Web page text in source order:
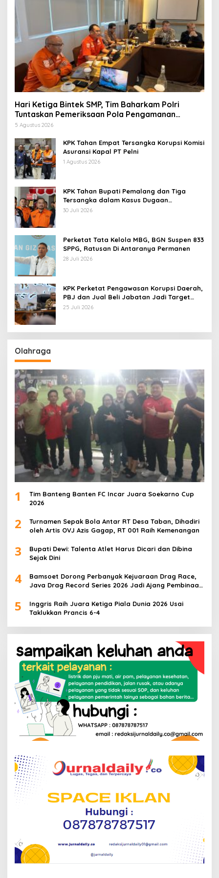
Hari Ketiga Bintek SMP, Tim Baharkam Polri
Tuntaskan Pemeriksaan Pola Pengamanan
Pertamina Patra Niaga Jabar
5 Agustus 2026
KPK Tahan Empat Tersangka Korupsi Komisi
Asuransi Kapal PT Pelni
1 Agustus 2026
KPK Tahan Bupati Pemalang dan Tiga
Tersangka dalam Kasus Dugaan
Pemerasan
30 Juli 2026
Perketat Tata Kelola MBG, BGN Suspen 833
SPPG, Ratusan Di Antaranya Permanen
28 Juli 2026
KPK Perketat Pengawasan Korupsi Daerah,
PBJ dan Jual Beli Jabatan Jadi Target
Utama
25 Juli 2026
Olahraga
1
Tim Banteng Banten FC Incar Juara Soekarno Cup
2026
2
Turnamen Sepak Bola Antar RT Desa Taban, Dihadiri
oleh Artis OVJ Azis Gagap, RT 001 Raih Kemenangan
3
Bupati Dewi: Talenta Atlet Harus Dicari dan Dibina
Sejak Dini
4
Bamsoet Dorong Perbanyak Kejuaraan Drag Race,
Java Drag Record Series 2026 Jadi Ajang Pembinaan
5
Inggris Raih Juara Ketiga Piala Dunia 2026 Usai
Taklukkan Prancis 6-4